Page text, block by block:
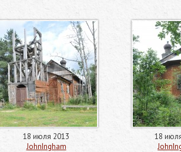
18 июля 2013
JohnIngham
18